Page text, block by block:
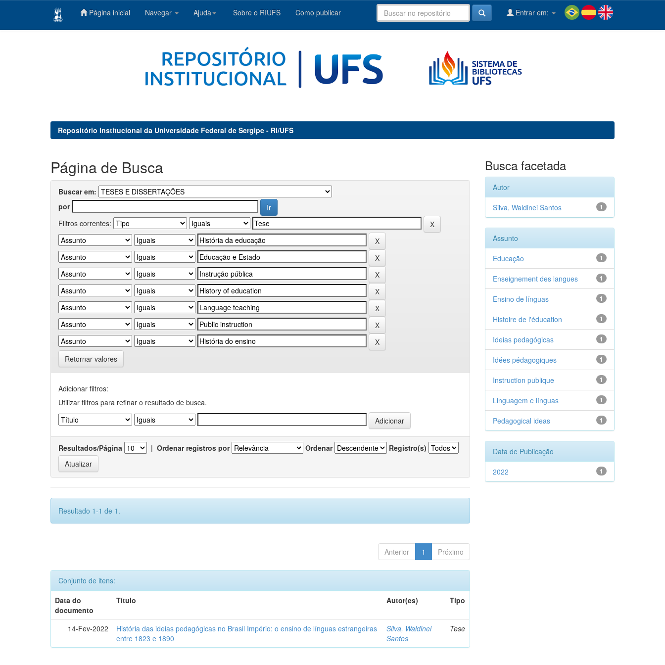
Página inicial Navegar Ajuda Sobre o RIUFS Como publicar Entrar em:
Repositório Institucional da Universidade Federal de Sergipe - RI/UFS
Página de Busca
Buscar em:
por
Filtros correntes:
Retornar valores
Adicionar filtros:
Utilizar filtros para refinar o resultado de busca.
Resultados/Página | Ordenar registros por Ordenar Registro(s)
Resultado 1-1 de 1.
Anterior 1 Próximo
Conjunto de itens:
Data do
documento
Título Autor(es) Tipo
14-Fev-2022
História das ideias pedagógicas no Brasil Império: o ensino de línguas estrangeiras
entre 1823 e 1890
Silva, Waldinei
Santos
Tese
Busca facetada
Autor
1
Silva, Waldinei Santos
Assunto
1
Educação
1
Enseignement des langues
1
Ensino de línguas
1
Histoire de l'éducation
1
Ideias pedagógicas
1
Idées pédagogiques
1
Instruction publique
1
Linguagem e línguas
1
Pedagogical ideas
Data de Publicação
1
2022